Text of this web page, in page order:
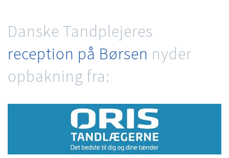
Danske Tandplejeres
reception på Børsen nyder
opbakning fra: